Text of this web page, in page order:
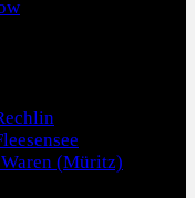
(Müritz)